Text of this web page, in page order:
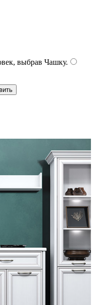
выбрав Чашку.